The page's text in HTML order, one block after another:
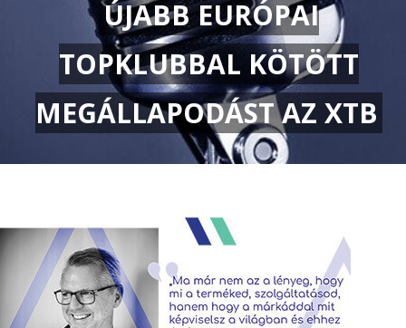
ÚJABB EURÓPAI
TOPKLUBBAL KÖTÖTT
MEGÁLLAPODÁST AZ XTB